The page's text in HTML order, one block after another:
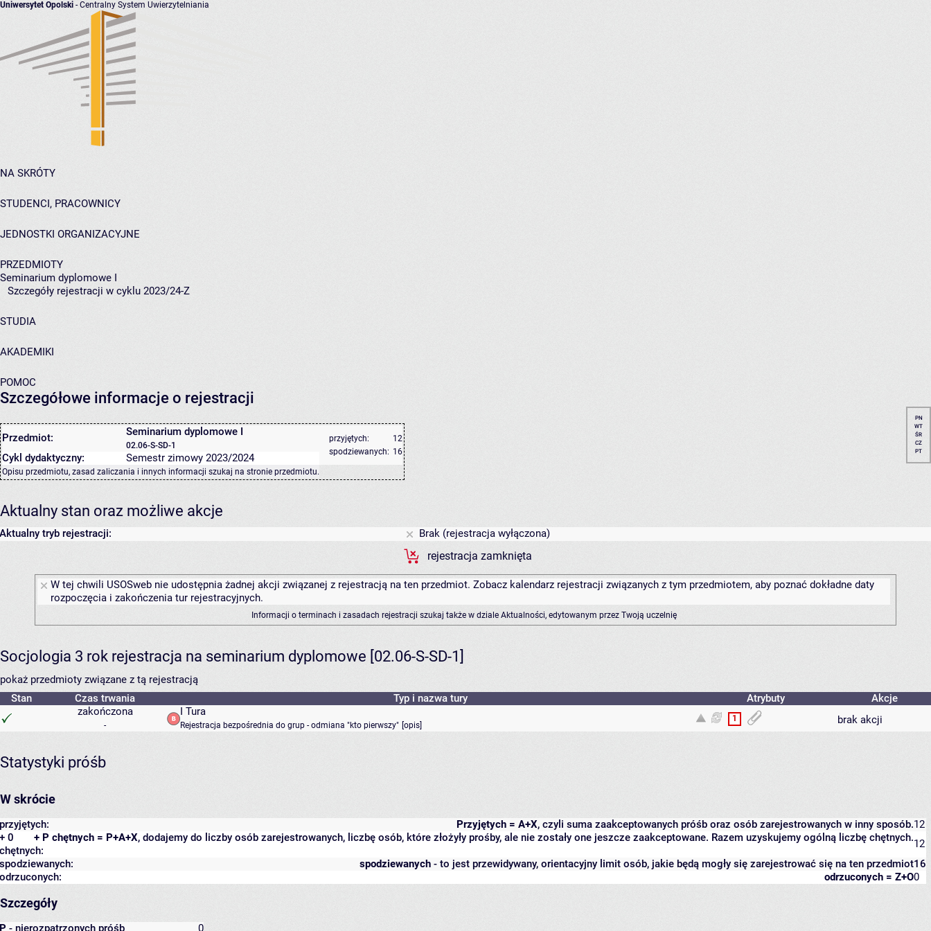
Uniwersytet Opolski - Centralny System Uwierzytelniania
NA SKRÓTY
STUDENCI, PRACOWNICY
JEDNOSTKI ORGANIZACYJNE
PRZEDMIOTY
Seminarium dyplomowe I
Szczegóły rejestracji w cyklu 2023/24-Z
STUDIA
AKADEMIKI
POMOC
Szczegółowe informacje o rejestracji
Przedmiot: Seminarium dyplomowe I
02.06-S-SD-1
przyjętych:
12
spodziewanych: 16
Cykl dydaktyczny: Semestr zimowy 2023/2024
Opisu przedmiotu, zasad zaliczania i innych informacji szukaj na stronie przedmiotu.
PN
WT
ŚR
CZ
PT
Aktualny stan oraz możliwe akcje
Aktualny tryb rejestracji:
Brak (rejestracja wyłączona)
rejestracja zamknięta
W tej chwili USOSweb nie udostępnia żadnej akcji związanej z rejestracją na ten przedmiot. Zobacz kalendarz rejestracji związanych z tym przedmiotem, aby poznać dokładne daty
rozpoczęcia i zakończenia tur rejestracyjnych.
Informacji o terminach i zasadach rejestracji szukaj także w dziale Aktualności, edytowanym przez Twoją uczelnię
Socjologia 3 rok rejestracja na seminarium dyplomowe [02.06-S-SD-1]
pokaż przedmioty związane z tą rejestracją
Stan
Czas trwania Typ i nazwa tury Atrybuty
Akcje
zakończona
-
I Tura
Rejestracja bezpośrednia do grup - odmiana "kto pierwszy" opis
1 brak akcji
Statystyki próśb
W skrócie
Przyjętych = A+X, czyli suma zaakceptowanych próśb oraz osób zarejestrowanych w inny sposób.
przyjętych:
12
+ P chętnych = P+A+X, dodajemy do liczby osób zarejestrowanych, liczbę osób, które złożyły prośby, ale nie zostały one jeszcze zaakceptowane. Razem uzyskujemy ogólną liczbę chętnych.
+ 0
chętnych:
12
spodziewanych - to jest przewidywany, orientacyjny limit osób, jakie będą mogły się zarejestrować się na ten przedmiot
spodziewanych:
16
odrzuconych = Z+O
odrzuconych: 0
Szczegóły
P - nierozpatrzonych próśb 0